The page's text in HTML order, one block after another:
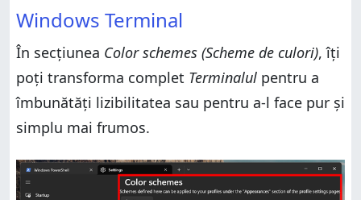
Windows Terminal
În secțiunea Color schemes (Scheme de culori), îți
poți transforma complet Terminalul pentru a
îmbunătăți lizibilitatea sau pentru a-l face pur și
simplu mai frumos.